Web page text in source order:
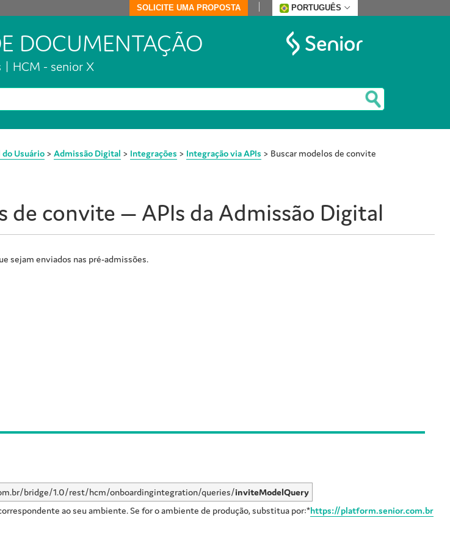
SOLICITE UMA PROPOSTA PORTUGUÊS
DOCUMENTAÇÃO
| HCM - senior X
do Usuário > Admissão Digital > Integrações > Integração via APIs > Buscar modelos de convite
de convite — APIs da Admissão Digital
sejam enviados nas pré-admissões.
bridge/1.0/rest/hcm/onboardingintegration/queries/inviteModelQuery
ao seu ambiente. Se for o ambiente de produção, substitua por:*https://platform.senior.com.br